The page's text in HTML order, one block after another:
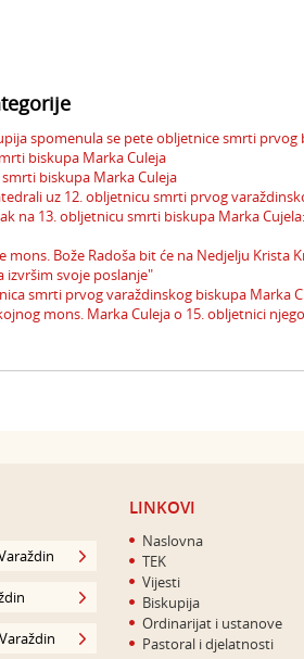
spomenula se pete obljetnice smrti prvog
biskupa Marka Culeja
biskupa Marka Culeja
uz 12. obljetnicu smrti prvog
na 13. obljetnicu smrti biskupa Marka
mons. Bože Radoša bit će na Nedjelju Krista
izvršim svoje poslanje"
smrti prvog varaždinskog biskupa Marka
mons. Marka Culeja o 15. obljetnici
LINKOVI
Naslovna
TEK
Vijesti
Biskupija
Ordinarijat i ustanove
Pastoral i djelatnosti